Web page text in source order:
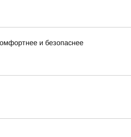
и безопаснее